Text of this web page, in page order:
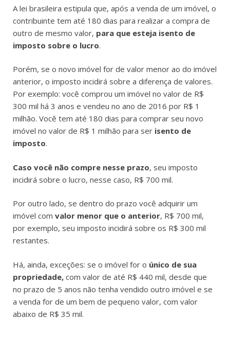
A lei brasileira estipula que, após a venda de um imóvel, o
contribuinte tem até 180 dias para realizar a compra de
outro de mesmo valor, para que esteja isento de
imposto sobre o lucro.
Porém, se o novo imóvel for de valor menor ao do imóvel
anterior, o imposto incidirá sobre a diferença de valores.
Por exemplo: você comprou um imóvel no valor de R$
300 mil há 3 anos e vendeu no ano de 2016 por R$ 1
milhão. Você tem até 180 dias para comprar seu novo
imóvel no valor de R$ 1 milhão para ser isento de
imposto.
Caso você não compre nesse prazo, seu imposto
incidirá sobre o lucro, nesse caso, R$ 700 mil.
Por outro lado, se dentro do prazo você adquirir um
imóvel com valor menor que o anterior, R$ 700 mil,
por exemplo, seu imposto incidirá sobre os R$ 300 mil
restantes.
Há, ainda, exceções: se o imóvel for o único de sua
propriedade, com valor de até R$ 440 mil, desde que
no prazo de 5 anos não tenha vendido outro imóvel e se
a venda for de um bem de pequeno valor, com valor
abaixo de R$ 35 mil.